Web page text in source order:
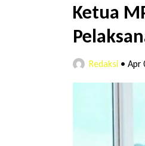
Ketua
Redaksi • Apr